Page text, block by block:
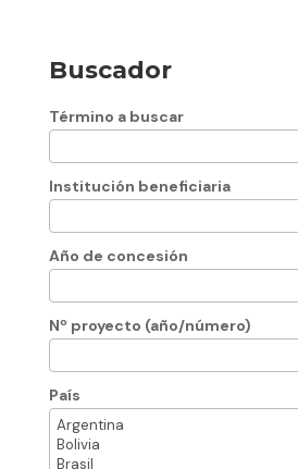
Buscador
Término a buscar
Institución beneficiaria
Año de concesión
Nº proyecto (año/número)
País